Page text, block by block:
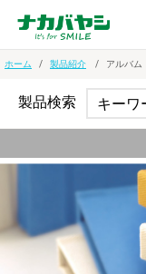
ホーム 製品紹介 アルバム
製品検索